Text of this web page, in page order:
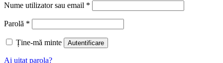
Nume utilizator sau email *
Parolă *
Ține-mă minte Autentificare
Ai uitat parola?